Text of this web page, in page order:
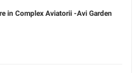
in Complex Aviatorii -Avi Garden